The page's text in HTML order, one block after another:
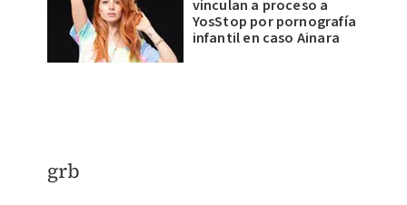
vinculan a proceso a
YosStop por pornografía
infantil en caso Ainara
​grb